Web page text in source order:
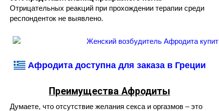
Отрицательных реакций при прохождении терапии среди
респонденток не выявлено.
Афродита доступна для заказа в Греции
Преимущества Афродиты
Думаете, что отсутствие желания секса и оргазмов – это